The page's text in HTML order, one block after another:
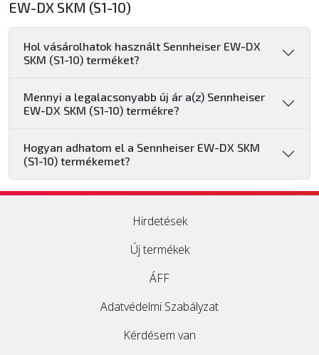
EW-DX SKM (S1-10)
Hol vásárolhatok használt Sennheiser EW-DX
SKM (S1-10) terméket?
Mennyi a legalacsonyabb új ár a(z) Sennheiser
EW-DX SKM (S1-10) termékre?
Hogyan adhatom el a Sennheiser EW-DX SKM
(S1-10) termékemet?
Hirdetések
Új termékek
ÁFF
Adatvédelmi Szabályzat
Kérdésem van